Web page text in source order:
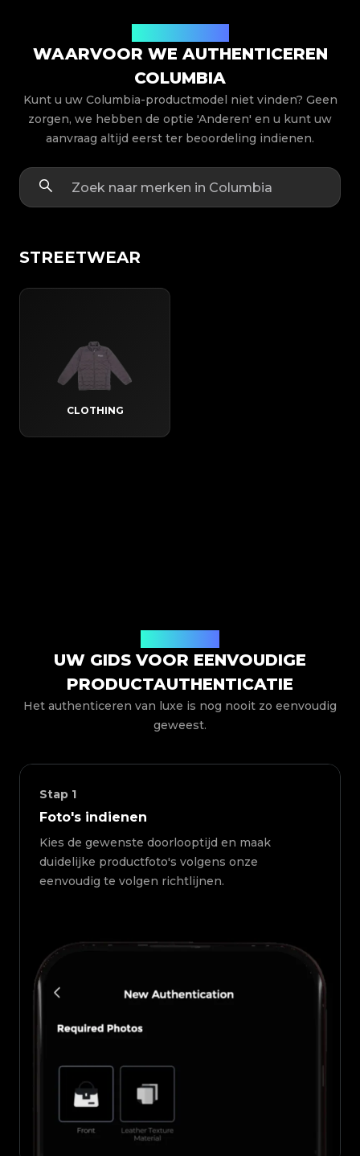
WAARVOOR WE AUTHENTICEREN
COLUMBIA
Kunt u uw Columbia-productmodel niet vinden? Geen
zorgen, we hebben de optie 'Anderen' en u kunt uw
aanvraag altijd eerst ter beoordeling indienen.
STREETWEAR
CLOTHING
UW GIDS VOOR EENVOUDIGE
PRODUCTAUTHENTICATIE
Het authenticeren van luxe is nog nooit zo eenvoudig
geweest.
Stap 1
Foto's indienen
Kies de gewenste doorlooptijd en maak
duidelijke productfoto's volgens onze
eenvoudig te volgen richtlijnen.